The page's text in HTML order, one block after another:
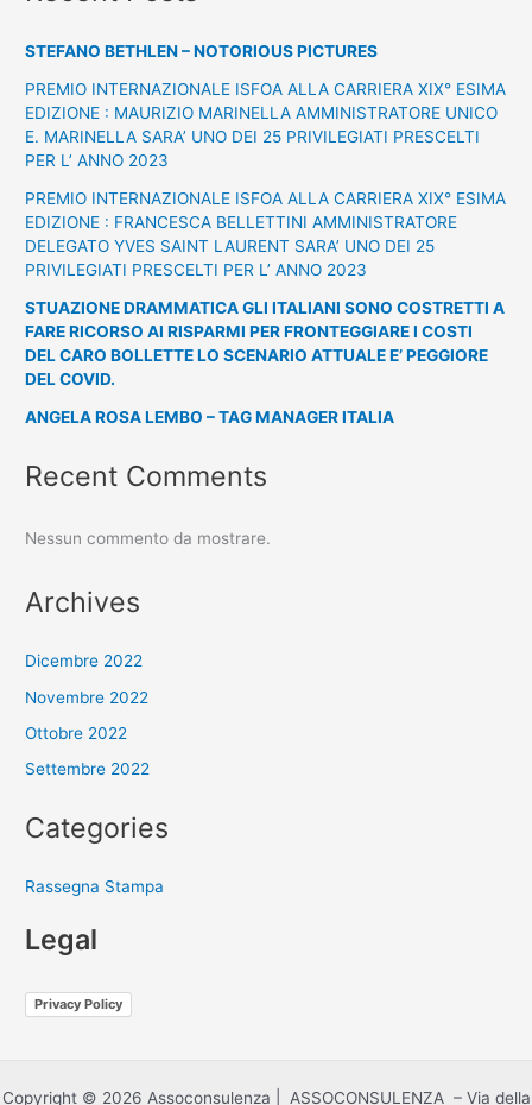
STEFANO BETHLEN – NOTORIOUS PICTURES
PREMIO INTERNAZIONALE ISFOA ALLA CARRIERA XIX° ESIMA
EDIZIONE : MAURIZIO MARINELLA AMMINISTRATORE UNICO
E. MARINELLA SARA’ UNO DEI 25 PRIVILEGIATI PRESCELTI
PER L’ ANNO 2023
PREMIO INTERNAZIONALE ISFOA ALLA CARRIERA XIX° ESIMA
EDIZIONE : FRANCESCA BELLETTINI AMMINISTRATORE
DELEGATO YVES SAINT LAURENT SARA’ UNO DEI 25
PRIVILEGIATI PRESCELTI PER L’ ANNO 2023
STUAZIONE DRAMMATICA GLI ITALIANI SONO COSTRETTI A
FARE RICORSO AI RISPARMI PER FRONTEGGIARE I COSTI
DEL CARO BOLLETTE LO SCENARIO ATTUALE E’ PEGGIORE
DEL COVID.
ANGELA ROSA LEMBO – TAG MANAGER ITALIA
Recent Comments
Nessun commento da mostrare.
Archives
Dicembre 2022
Novembre 2022
Ottobre 2022
Settembre 2022
Categories
Rassegna Stampa
Legal
Privacy Policy
Copyright © 2026 Assoconsulenza | ASSOCONSULENZA – Via della